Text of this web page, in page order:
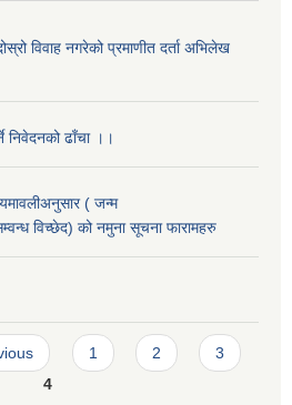
विवाह नगरेको प्रमाणीत दर्ता अभिलेख
निवेदनको ढाँचा ।।
( जन्म
विच्छेद) को नमुना सूचना फारामहरु
1 2
3
4